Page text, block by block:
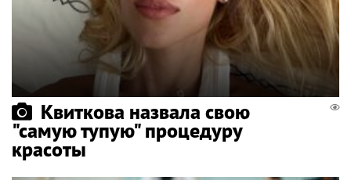
Квиткова назвала свою
"самую тупую" процедуру
красоты